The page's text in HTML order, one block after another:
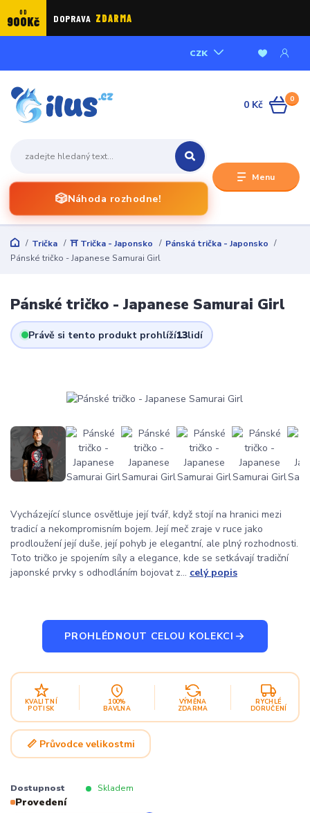
OD
900Kč DOPRAVA ZDARMA
Menu
CZK
🎲Náhoda rozhodne!
0
0 Kč
Trička ⛩️ Trička - Japonsko
Pánská trička - Japonsko
Pánské tričko - Japanese Samurai Girl
Pánské tričko - Japanese Samurai Girl
Právě si tento produkt prohlíží13lidí
Vycházející slunce osvětluje její tvář, když stojí na hranici mezi
tradicí a nekompromisním bojem. Její meč zraje v ruce jako
prodloužení její duše, její pohyb je elegantní, ale plný rozhodnosti.
Toto tričko je spojením síly a elegance, kde se setkávají tradiční
japonské prvky s odhodláním bojovat z... celý popis
PROHLÉDNOUT CELOU KOLEKCI
KVALITNÍ
POTISK
100%
BAVLNA
VÝMĚNA
ZDARMA
RYCHLÉ
DORUČENÍ
📏 Průvodce velikostmi
Dostupnost Skladem
Provedení